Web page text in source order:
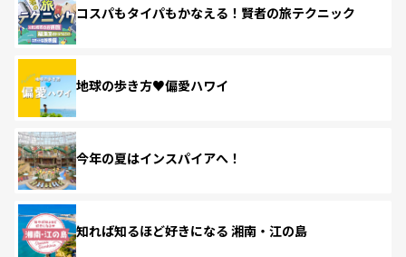
コスパもタイパもかなえる！賢者の旅テクニック
地球の歩き方♥偏愛ハワイ
今年の夏はインスパイアへ！
知れば知るほど好きになる 湘南・江の島